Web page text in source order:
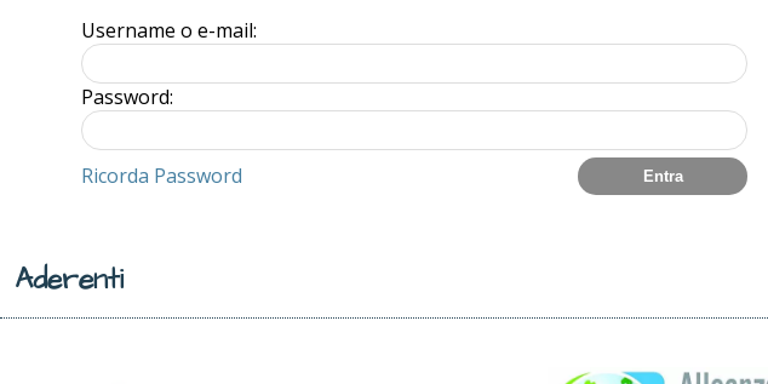
Username o e-mail:
Password:
Ricorda Password
Aderenti